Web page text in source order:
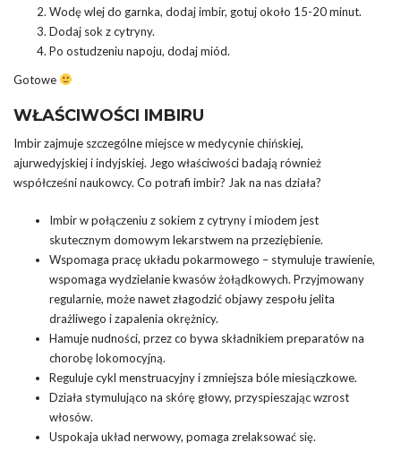
Wodę wlej do garnka, dodaj imbir, gotuj około 15-20 minut.
Dodaj sok z cytryny.
Po ostudzeniu napoju, dodaj miód.
Gotowe
WŁAŚCIWOŚCI IMBIRU
Imbir zajmuje szczególne miejsce w medycynie chińskiej,
ajurwedyjskiej i indyjskiej. Jego właściwości badają również
współcześni naukowcy. Co potrafi imbir? Jak na nas działa?
Imbir w połączeniu z sokiem z cytryny i miodem jest
skutecznym domowym lekarstwem na przeziębienie.
Wspomaga pracę układu pokarmowego – stymuluje trawienie,
wspomaga wydzielanie kwasów żołądkowych. Przyjmowany
regularnie, może nawet złagodzić objawy zespołu jelita
drażliwego i zapalenia okrężnicy.
Hamuje nudności, przez co bywa składnikiem preparatów na
chorobę lokomocyjną.
Reguluje cykl menstruacyjny i zmniejsza bóle miesiączkowe.
Działa stymulująco na skórę głowy, przyspieszając wzrost
włosów.
Uspokaja układ nerwowy, pomaga zrelaksować się.